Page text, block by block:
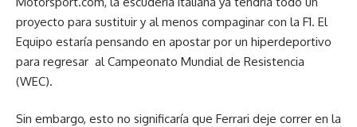
proyecto para sustituir y al menos compaginar con la F1. El
Equipo estaría pensando en apostar por un hiperdeportivo
para regresar al Campeonato Mundial de Resistencia
(WEC).
Sin embargo, esto no significaría que Ferrari deje correr en la